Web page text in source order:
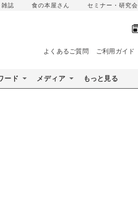
雑誌 食の本屋さん セミナー・研究会
よくあるご質問 ご利用ガイド
ード メディア もっと見る